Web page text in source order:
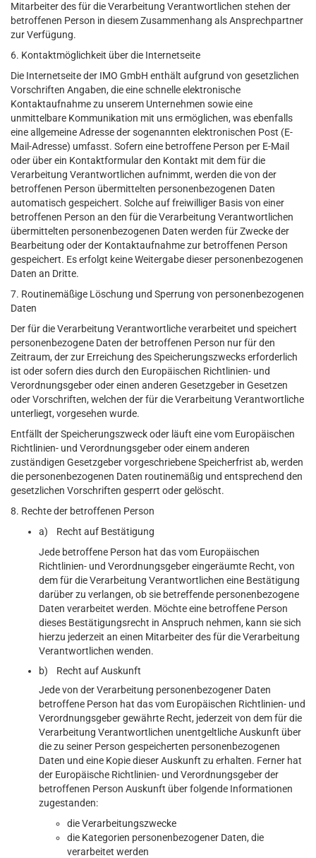
Mitarbeiter des für die Verarbeitung Verantwortlichen stehen der
betroffenen Person in diesem Zusammenhang als Ansprechpartner
zur Verfügung.
6. Kontaktmöglichkeit über die Internetseite
Die Internetseite der IMO GmbH enthält aufgrund von gesetzlichen
Vorschriften Angaben, die eine schnelle elektronische
Kontaktaufnahme zu unserem Unternehmen sowie eine
unmittelbare Kommunikation mit uns ermöglichen, was ebenfalls
eine allgemeine Adresse der sogenannten elektronischen Post (E-
Mail-Adresse) umfasst. Sofern eine betroffene Person per E-Mail
oder über ein Kontaktformular den Kontakt mit dem für die
Verarbeitung Verantwortlichen aufnimmt, werden die von der
betroffenen Person übermittelten personenbezogenen Daten
automatisch gespeichert. Solche auf freiwilliger Basis von einer
betroffenen Person an den für die Verarbeitung Verantwortlichen
übermittelten personenbezogenen Daten werden für Zwecke der
Bearbeitung oder der Kontaktaufnahme zur betroffenen Person
gespeichert. Es erfolgt keine Weitergabe dieser personenbezogenen
Daten an Dritte.
7. Routinemäßige Löschung und Sperrung von personenbezogenen
Daten
Der für die Verarbeitung Verantwortliche verarbeitet und speichert
personenbezogene Daten der betroffenen Person nur für den
Zeitraum, der zur Erreichung des Speicherungszwecks erforderlich
ist oder sofern dies durch den Europäischen Richtlinien- und
Verordnungsgeber oder einen anderen Gesetzgeber in Gesetzen
oder Vorschriften, welchen der für die Verarbeitung Verantwortliche
unterliegt, vorgesehen wurde.
Entfällt der Speicherungszweck oder läuft eine vom Europäischen
Richtlinien- und Verordnungsgeber oder einem anderen
zuständigen Gesetzgeber vorgeschriebene Speicherfrist ab, werden
die personenbezogenen Daten routinemäßig und entsprechend den
gesetzlichen Vorschriften gesperrt oder gelöscht.
8. Rechte der betroffenen Person
a) Recht auf Bestätigung
Jede betroffene Person hat das vom Europäischen
Richtlinien- und Verordnungsgeber eingeräumte Recht, von
dem für die Verarbeitung Verantwortlichen eine Bestätigung
darüber zu verlangen, ob sie betreffende personenbezogene
Daten verarbeitet werden. Möchte eine betroffene Person
dieses Bestätigungsrecht in Anspruch nehmen, kann sie sich
hierzu jederzeit an einen Mitarbeiter des für die Verarbeitung
Verantwortlichen wenden.
b) Recht auf Auskunft
Jede von der Verarbeitung personenbezogener Daten
betroffene Person hat das vom Europäischen Richtlinien- und
Verordnungsgeber gewährte Recht, jederzeit von dem für die
Verarbeitung Verantwortlichen unentgeltliche Auskunft über
die zu seiner Person gespeicherten personenbezogenen
Daten und eine Kopie dieser Auskunft zu erhalten. Ferner hat
der Europäische Richtlinien- und Verordnungsgeber der
betroffenen Person Auskunft über folgende Informationen
zugestanden:
die Verarbeitungszwecke
die Kategorien personenbezogener Daten, die
verarbeitet werden